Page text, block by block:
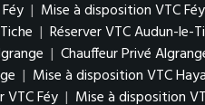
| Mise à disposition VTC Féy
| Réserver VTC Audun-le-
| Chauffeur Privé
| Mise à disposition VTC
VTC Féy | Mise à disposition